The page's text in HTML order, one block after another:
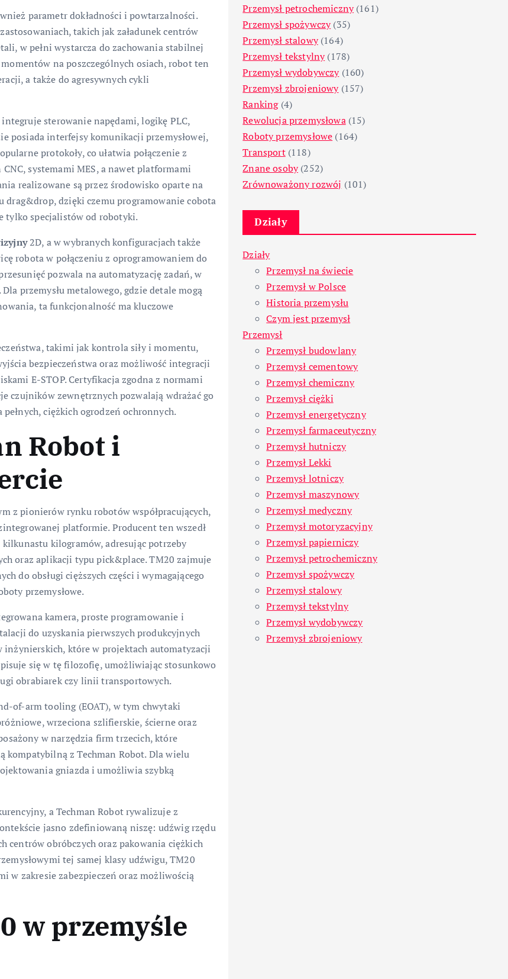
parametr dokładności i powtarzalności.
takich jak załadunek centrów
w pełni wystarcza do zachowania stabilnej
na poszczególnych osiach, robot ten
a także do agresywnych cykli
sterowanie napędami, logikę PLC,
posiada interfejsy komunikacji przemysłowej,
protokoły, co ułatwia połączenie z
systemami MES, a nawet platformami
realizowane są przez środowisko oparte na
dzięki czemu programowanie cobota
tylko specjalistów od robotyki.
2D, a w wybranych konfiguracjach także
robota w połączeniu z oprogramowaniem do
pozwala na automatyzację zadań, w
przemysłu metalowego, gdzie detale mogą
ta funkcjonalność ma kluczowe
takimi jak kontrola siły i momentu,
bezpieczeństwa oraz możliwość integracji
E-STOP. Certyfikacja zgodna z normami
czujników zewnętrznych pozwalają wdrażać go
ciężkich ogrodzeń ochronnych.
Robot i
z pionierów rynku robotów współpracujących,
platformie. Producent ten wszedł
kilogramów, adresując potrzeby
oraz aplikacji typu pick&place. TM20 zajmuje
do obsługi cięższych części i wymagającego
przemysłowe.
kamera, proste programowanie i
do uzyskania pierwszych produkcyjnych
które w projektach automatyzacji
się w tę filozofię, umożliwiając stosunkowo
obrabiarek czy linii transportowych.
of-arm tooling (EOAT), w tym chwytaki
wrzeciona szlifierskie, ścierne oraz
w narzędzia firm trzecich, które
kompatybilną z Techman Robot. Dla wielu
gniazda i umożliwia szybką
a Techman Robot rywalizuje z
jasno zdefiniowaną niszę: udźwig rzędu
centrów obróbczych oraz pakowania ciężkich
tej samej klasy udźwigu, TM20
w zakresie zabezpieczeń oraz możliwością
w przemyśle
Przemysł petrochemiczny(161)
Przemysł spożywczy(35)
Przemysł stalowy(164)
Przemysł tekstylny(178)
Przemysł wydobywczy(160)
Przemysł zbrojeniowy(157)
Ranking(4)
Rewolucja przemysłowa(15)
Roboty przemysłowe (164)
Transport(118)
Znane osoby(252)
Zrównoważony rozwój (101)
Działy
Działy
Przemysł na świecie
Przemysł w Polsce
Historia przemysłu
Czym jest przemysł
Przemysł
Przemysł budowlany
Przemysł cementowy
Przemysł chemiczny
Przemysł ciężki
Przemysł energetyczny
Przemysł farmaceutyczny
Przemysł hutniczy
Przemysł Lekki
Przemysł lotniczy
Przemysł maszynowy
Przemysł medyczny
Przemysł motoryzacyjny
Przemysł papierniczy
Przemysł petrochemiczny
Przemysł spożywczy
Przemysł stalowy
Przemysł tekstylny
Przemysł wydobywczy
Przemysł zbrojeniowy